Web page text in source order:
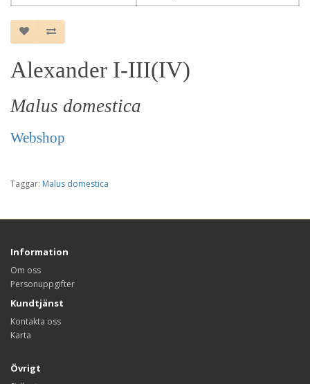
Alexander I-III(IV)
Malus domestica
Webshop
Taggar: Malus domestica
Information
Om oss
Personuppgifter
Kundtjänst
Kontakta oss
Karta
Övrigt